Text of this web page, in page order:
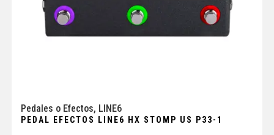
Pedales o Efectos, LINE6
PEDAL EFECTOS LINE6 HX STOMP US P33-1